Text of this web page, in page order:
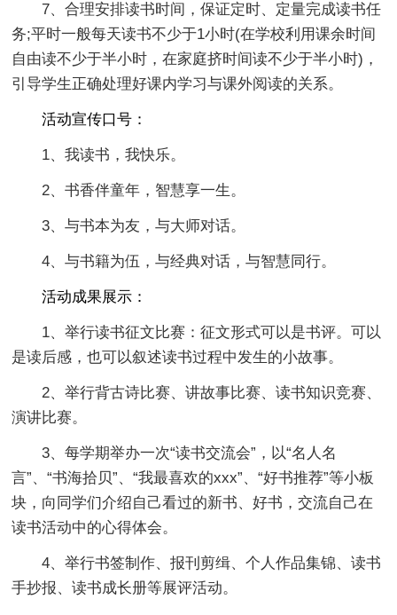
7、合理安排读书时间，保证定时、定量完成读书任
务;平时一般每天读书不少于1小时(在学校利用课余时间
自由读不少于半小时，在家庭挤时间读不少于半小时)，
引导学生正确处理好课内学习与课外阅读的关系。
活动宣传口号：
1、我读书，我快乐。
2、书香伴童年，智慧享一生。
3、与书本为友，与大师对话。
4、与书籍为伍，与经典对话，与智慧同行。
活动成果展示：
1、举行读书征文比赛：征文形式可以是书评。可以
是读后感，也可以叙述读书过程中发生的小故事。
2、举行背古诗比赛、讲故事比赛、读书知识竞赛、
演讲比赛。
3、每学期举办一次“读书交流会”，以“名人名
言”、“书海拾贝”、“我最喜欢的xxx”、“好书推荐”等小板
块，向同学们介绍自己看过的新书、好书，交流自己在
读书活动中的心得体会。
4、举行书签制作、报刊剪缉、个人作品集锦、读书
手抄报、读书成长册等展评活动。